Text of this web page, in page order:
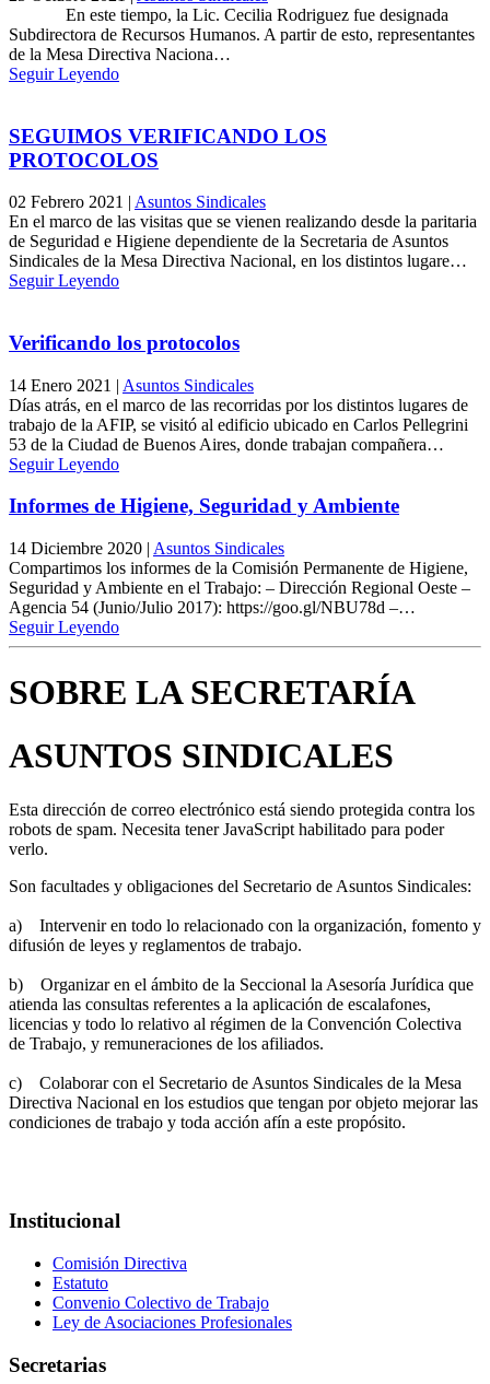
En este tiempo, la Lic. Cecilia Rodriguez fue designada
Subdirectora de Recursos Humanos. A partir de esto, representantes
de la Mesa Directiva Naciona…
Seguir Leyendo
SEGUIMOS VERIFICANDO LOS
PROTOCOLOS
02 Febrero 2021 | Asuntos Sindicales
En el marco de las visitas que se vienen realizando desde la paritaria
de Seguridad e Higiene dependiente de la Secretaria de Asuntos
Sindicales de la Mesa Directiva Nacional, en los distintos lugare…
Seguir Leyendo
Verificando los protocolos
14 Enero 2021 | Asuntos Sindicales
Días atrás, en el marco de las recorridas por los distintos lugares de
trabajo de la AFIP, se visitó al edificio ubicado en Carlos Pellegrini
53 de la Ciudad de Buenos Aires, donde trabajan compañera…
Seguir Leyendo
Informes de Higiene, Seguridad y Ambiente
14 Diciembre 2020 | Asuntos Sindicales
Compartimos los informes de la Comisión Permanente de Higiene,
Seguridad y Ambiente en el Trabajo: – Dirección Regional Oeste –
Agencia 54 (Junio/Julio 2017): https://goo.gl/NBU78d –…
Seguir Leyendo
SOBRE LA SECRETARÍA
ASUNTOS SINDICALES
Esta dirección de correo electrónico está siendo protegida contra los
robots de spam. Necesita tener JavaScript habilitado para poder
verlo.
Son facultades y obligaciones del Secretario de Asuntos Sindicales:
a) Intervenir en todo lo relacionado con la organización, fomento y
difusión de leyes y reglamentos de trabajo.
b) Organizar en el ámbito de la Seccional la Asesoría Jurídica que
atienda las consultas referentes a la aplicación de escalafones,
licencias y todo lo relativo al régimen de la Convención Colectiva
de Trabajo, y remuneraciones de los afiliados.
c) Colaborar con el Secretario de Asuntos Sindicales de la Mesa
Directiva Nacional en los estudios que tengan por objeto mejorar las
condiciones de trabajo y toda acción afín a este propósito.
Institucional
Comisión Directiva
Estatuto
Convenio Colectivo de Trabajo
Ley de Asociaciones Profesionales
Secretarias